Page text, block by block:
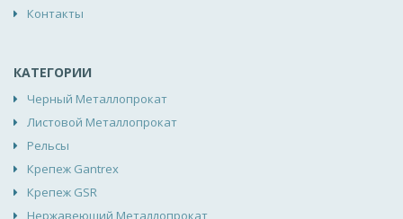
Контакты
КАТЕГОРИИ
Черный Металлопрокат
Листовой Металлопрокат
Рельсы
Крепеж Gantrex
Крепеж GSR
Нержавеющий Металлопрокат